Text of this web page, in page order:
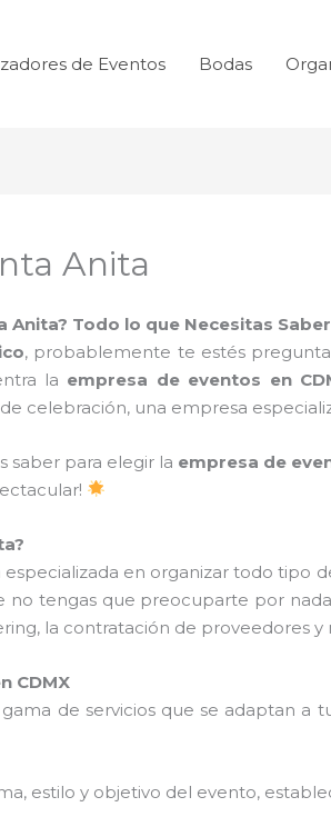
de Eventos Bodas
Anita
Anita? Todo lo que Necesitas
, probablemente te estés
la empresa de eventos en
celebración, una empresa
saber para elegir la empresa de
en organizar todo tipo
tengas que preocuparte por
la contratación de proveedores y
CDMX
de servicios que se adaptan a
estilo y objetivo del evento,